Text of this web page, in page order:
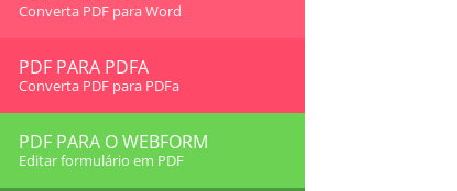
Converta PDF para Word
PDF PARA PDFA
Converta PDF para PDFa
PDF PARA O WEBFORM
Editar formulário em PDF